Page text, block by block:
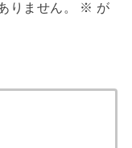
りません。 ※ が